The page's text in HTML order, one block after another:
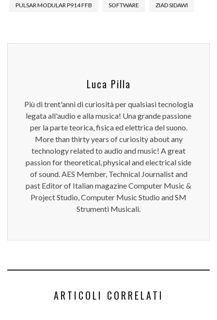
PULSAR MODULAR P914 FFB SOFTWARE ZIAD SIDAWI
Luca Pilla
Più di trent'anni di curiosità per qualsiasi tecnologia
legata all'audio e alla musica! Una grande passione
per la parte teorica, fisica ed elettrica del suono.
More than thirty years of curiosity about any
technology related to audio and music! A great
passion for theoretical, physical and electrical side
of sound. AES Member, Technical Journalist and
past Editor of Italian magazine Computer Music &
Project Studio, Computer Music Studio and SM
Strumenti Musicali.
ARTICOLI CORRELATI